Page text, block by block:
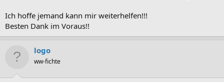
Ich hoffe jemand kann mir weiterhelfen!!!
Besten Dank im Voraus!!
logo
ww-fichte